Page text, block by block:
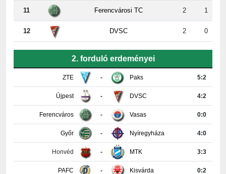
11 Ferencvárosi TC 2 1
12 DVSC 2 0
2. forduló erdeményei
ZTE - Paks 5:2
Újpest - DVSC 4:2
Ferencváros - Vasas 0:0
Győr - Nyíregyháza 4:0
Honvéd - MTK 3:3
PAFC - Kisvárda 0:2